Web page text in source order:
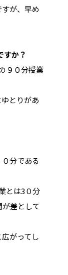
が、早め
すか？
９０分授業
とりがあ
分である
とは3０分
差として
がってし